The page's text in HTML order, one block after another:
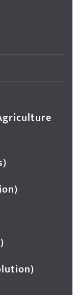
Agriculture